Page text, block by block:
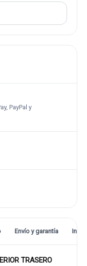
PayPal y
Envío y garantía
TRASERO